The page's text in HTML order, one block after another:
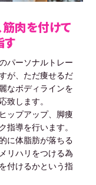
筋肉を付けて
す
パーソナルトレー
が、ただ痩せるだ
なボディラインを
致します。
ップアップ、脚痩
指導を行います。
に体脂肪が落ちる
リハリをつける為
付けるかという指